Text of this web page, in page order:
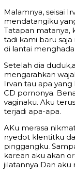
Malamnya, seisai
mendatangiku
Tatapan matanya,
tadi kami baru
di lantai
Setelah dia
mengarahkan
Irvan tau apa yang
CD pornonya.
vaginaku. Aku
terjadi apa-apa.
AKu merasa
nyedot klentitku
pinggangku.
karean aku akan
jilatannya Dan